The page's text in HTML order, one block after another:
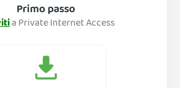
Primo passo
a Private Internet Access